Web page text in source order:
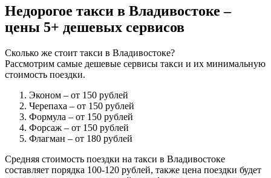
Недорогое такси в Владивостоке –
цены 5+ дешевых сервисов
Сколько же стоит такси в Владивостоке?
Рассмотрим самые дешевые сервисы такси и их минимальную
стоимость поездки.
Эконом – от 150 рублей
Черепаха – от 150 рублей
Формула – от 150 рублей
Форсаж – от 150 рублей
Флагман – от 180 рублей
Средняя стоимость поездки на такси в Владивостоке
составляет порядка 100-120 рублей, также цена поездки будет